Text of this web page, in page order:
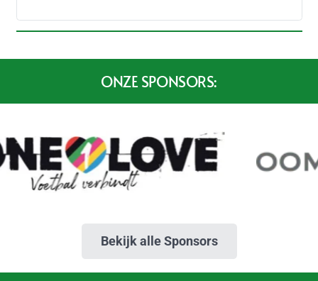
ONZE SPONSORS:
Bekijk alle Sponsors